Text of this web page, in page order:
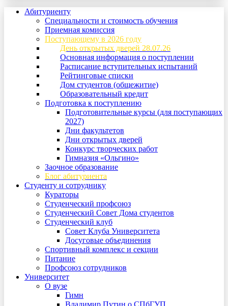
Абитуриенту
Специальности и стоимость обучения
Приемная комиссия
Поступающему в 2026 году
День открытых дверей 28.07.26
Основная информация о поступлении
Расписание вступительных испытаний
Рейтинговые списки
Дом студентов (общежитие)
Образовательный кредит
Подготовка к поступлению
Подготовительные курсы (для поступающих
2027)
Дни факультетов
Дни открытых дверей
Конкурс творческих работ
Гимназия «Ольгино»
Заочное образование
Блог абитуриента
Студенту и сотруднику
Кураторы
Студенческий профсоюз
Студенческий Совет Дома студентов
Студенческий клуб
Совет Клуба Университета
Досуговые объединения
Спортивный комплекс и секции
Питание
Профсоюз сотрудников
Университет
О вузе
Гимн
Владимир Путин о СПбГУП